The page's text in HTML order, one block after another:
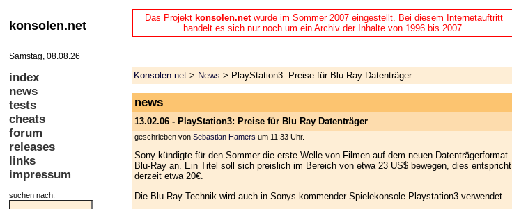
Das Projekt konsolen.netwurde im Sommer 2007 eingestellt. Bei diesem Internetauftritt
handelt es sich nur noch um ein Archiv der Inhalte von 1996 bis 2007.
Konsolen.net > News > PlayStation3: Preise für Blu Ray Datenträger
news
13.02.06 - PlayStation3: Preise für Blu Ray Datenträger
geschrieben von Sebastian Hamers um 11:33 Uhr.
Sony kündigte für den Sommer die erste Welle von Filmen auf dem neuen Datenträgerformat
Blu-Ray an. Ein Titel soll sich preislich im Bereich von etwa 23 US$ bewegen, dies entspricht
derzeit etwa 20€.
Die Blu-Ray Technik wird auch in Sonys kommender Spielekonsole Playstation3 verwendet.
konsolen.net
Samstag, 08.08.26
index
news
tests
cheats
forum
releases
links
impressum
suchen nach: